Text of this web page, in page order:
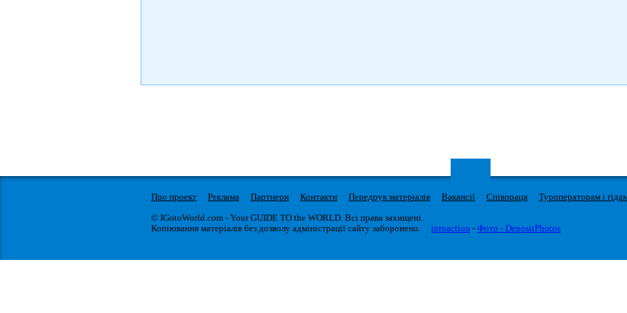
Про проект Реклама Партнери Контакти Передрук матеріалів Вакансії Співпраця Туроператорам і
© IGotoWorld.com - Your GUIDE TO the WORLD. Всі права захищені.
Копіювання матеріалів без дозволу адміністрації сайту заборонено.
iproaction - Фото - DepositPhotos